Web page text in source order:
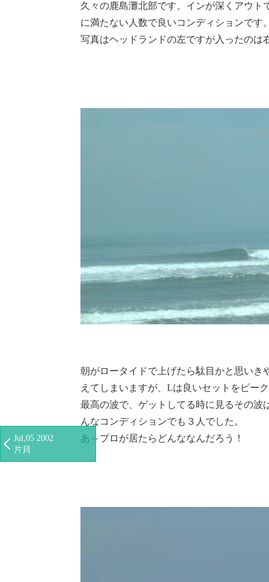
久々の鹿島灘北部です。インが深くアウ
に満たない人数で良いコンディションです
写真はヘッドランドの左ですが入ったのは
朝がロータイドで上げたら駄目かと思い
えてしまいますが、Lは良いセットをピー
最高の波で、ゲットしてる時に見るその
んなコンディションでも３人でした。
あ～プロが居たらどんななんだろう！
Jul,05 2002
片貝